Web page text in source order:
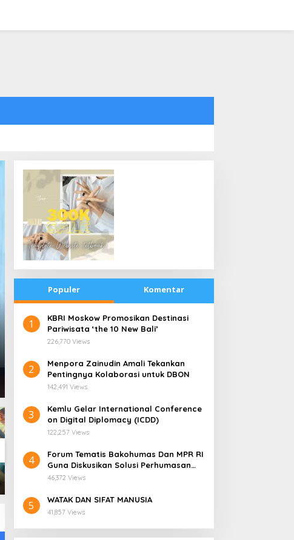
Kemana Harga Saham
RANS, Investor Perlu
Menghindari Spekulasi
Berlebihan
PLN Enjiniring Perluas
Populer Komentar
1
​KBRI Moskow Promosikan Destinasi
Pariwisata ‘the 10 New Bali’
226,770 Views
2
​Menpora Zainudin Amali Tekankan
Pentingnya Kolaborasi untuk DBON
142,491 Views
3
​Kemlu Gelar International Conference
on Digital Diplomacy (ICDD)
122,257 Views
4
Forum Tematis Bakohumas Dan MPR RI
Guna Diskusikan Solusi Perhumasan
Juga Tuk Perkuat Lembaga Masing –
46,372 Views
5 WATAK DAN SIFAT MANUSIA
41,857 Views